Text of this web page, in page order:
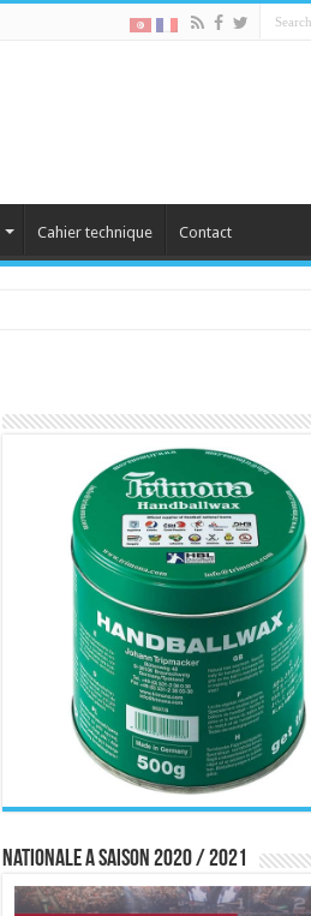
Cahier technique Contact
Nationale A saison 2020 / 2021